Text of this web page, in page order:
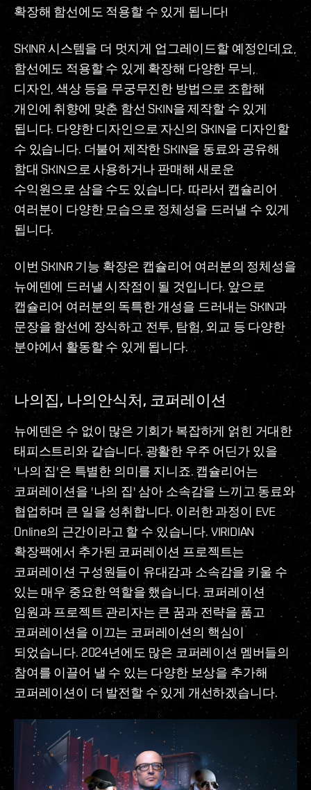
확장해 함선에도 적용할 수 있게 됩니다!
SKINR 시스템을 더 멋지게 업그레이드할 예정인데요,
함선에도 적용할 수 있게 확장해 다양한 무늬,
디자인, 색상 등을 무궁무진한 방법으로 조합해
개인에 취향에 맞춘 함선 SKIN을 제작할 수 있게
됩니다. 다양한 디자인으로 자신의 SKIN을 디자인할
수 있습니다. 더불어 제작한 SKIN을 동료와 공유해
함대 SKIN으로 사용하거나 판매해 새로운
수익원으로 삼을 수도 있습니다. 따라서 캡슐리어
여러분이 다양한 모습으로 정체성을 드러낼 수 있게
됩니다.
이번 SKINR 기능 확장은 캡슐리어 여러분의 정체성을
뉴에덴에 드러낼 시작점이 될 것입니다. 앞으로
캡슐리어 여러분의 독특한 개성을 드러내는 SKIN과
문장을 함선에 장식하고 전투, 탐험, 외교 등 다양한
분야에서 활동할 수 있게 됩니다.
나의집, 나의안식처, 코퍼레이션
뉴에덴은 수 없이 많은 기회가 복잡하게 얽힌 거대한
태피스트리와 같습니다. 광활한 우주 어딘가 있을
'나의 집'은 특별한 의미를 지니죠. 캡슐리어는
코퍼레이션을 '나의 집' 삼아 소속감을 느끼고 동료와
협업하며 큰 일을 성취합니다. 이러한 과정이 EVE
Online의 근간이라고 할 수 있습니다. VIRIDIAN
확장팩에서 추가된 코퍼레이션 프로젝트는
코퍼레이션 구성원들이 유대감과 소속감을 키울 수
있는 매우 중요한 역할을 했습니다. 코퍼레이션
임원과 프로젝트 관리자는 큰 꿈과 전략을 품고
코퍼레이션을 이끄는 코퍼레이션의 핵심이
되었습니다. 2024년에도 많은 코퍼레이션 멤버들의
참여를 이끌어 낼 수 있는 다양한 보상을 추가해
코퍼레이션이 더 발전할 수 있게 개선하겠습니다.